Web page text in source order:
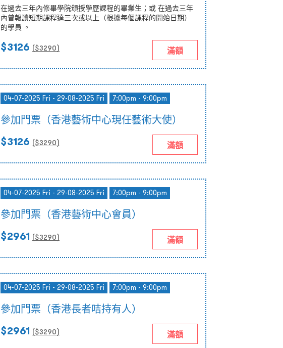
在過去三年內修畢學院頒授學歷課程的畢業生；或 在過去三年
內曾報讀短期課程達三次或以上（根據每個課程的開始日期）
的學員 。
$3126 ($3290) 滿額
04-07-2025 Fri - 29-08-2025 Fri 7:00pm - 9:00pm
參加門票（香港藝術中心現任藝術大使）
$3126 ($3290) 滿額
04-07-2025 Fri - 29-08-2025 Fri 7:00pm - 9:00pm
參加門票（香港藝術中心會員）
$2961 ($3290) 滿額
04-07-2025 Fri - 29-08-2025 Fri 7:00pm - 9:00pm
參加門票（香港長者咭持有人）
$2961 ($3290) 滿額